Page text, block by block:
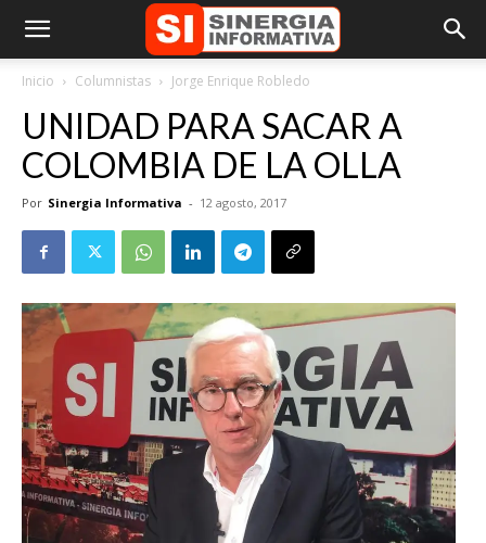
Inicio Columnistas Jorge Enrique Robledo
UNIDAD PARA SACAR A
COLOMBIA DE LA OLLA
Por Sinergia Informativa - 12 agosto, 2017